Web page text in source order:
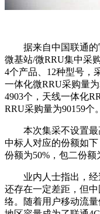
据来自中国联通
微基站/微RRU集中采
4个产品、12种型号，
一体化微RRU采购量
4903个，天线一体化
RRU采购量为90159个。
本次集采不设置
中标人对应的份额如
份额为50%，包二份额
业内人士指出，
还存在一定差距，但
络。随着用户移动流